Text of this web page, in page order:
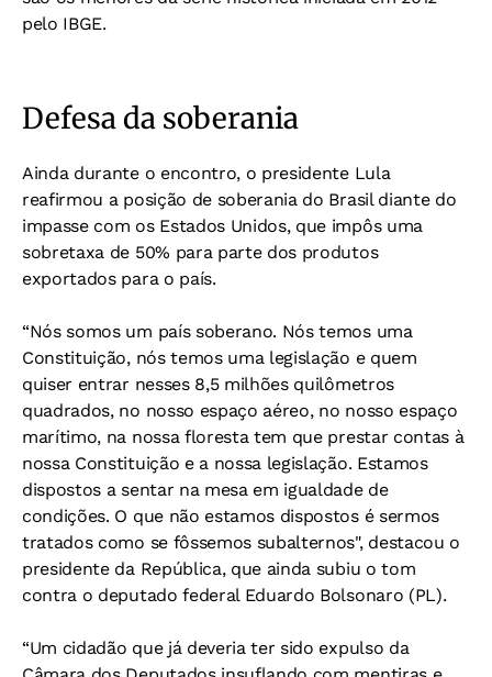
pelo IBGE.
Defesa da soberania
Ainda durante o encontro, o presidente Lula
reafirmou a posição de soberania do Brasil diante do
impasse com os Estados Unidos, que impôs uma
sobretaxa de 50% para parte dos produtos
exportados para o país.
“Nós somos um país soberano. Nós temos uma
Constituição, nós temos uma legislação e quem
quiser entrar nesses 8,5 milhões quilômetros
quadrados, no nosso espaço aéreo, no nosso espaço
marítimo, na nossa floresta tem que prestar contas à
nossa Constituição e a nossa legislação. Estamos
dispostos a sentar na mesa em igualdade de
condições. O que não estamos dispostos é sermos
tratados como se fôssemos subalternos", destacou o
presidente da República, que ainda subiu o tom
contra o deputado federal Eduardo Bolsonaro (PL).
“Um cidadão que já deveria ter sido expulso da